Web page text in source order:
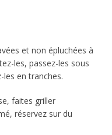
et non épluchées à
les, passez-les sous
les en tranches.
faites griller
réservez sur du